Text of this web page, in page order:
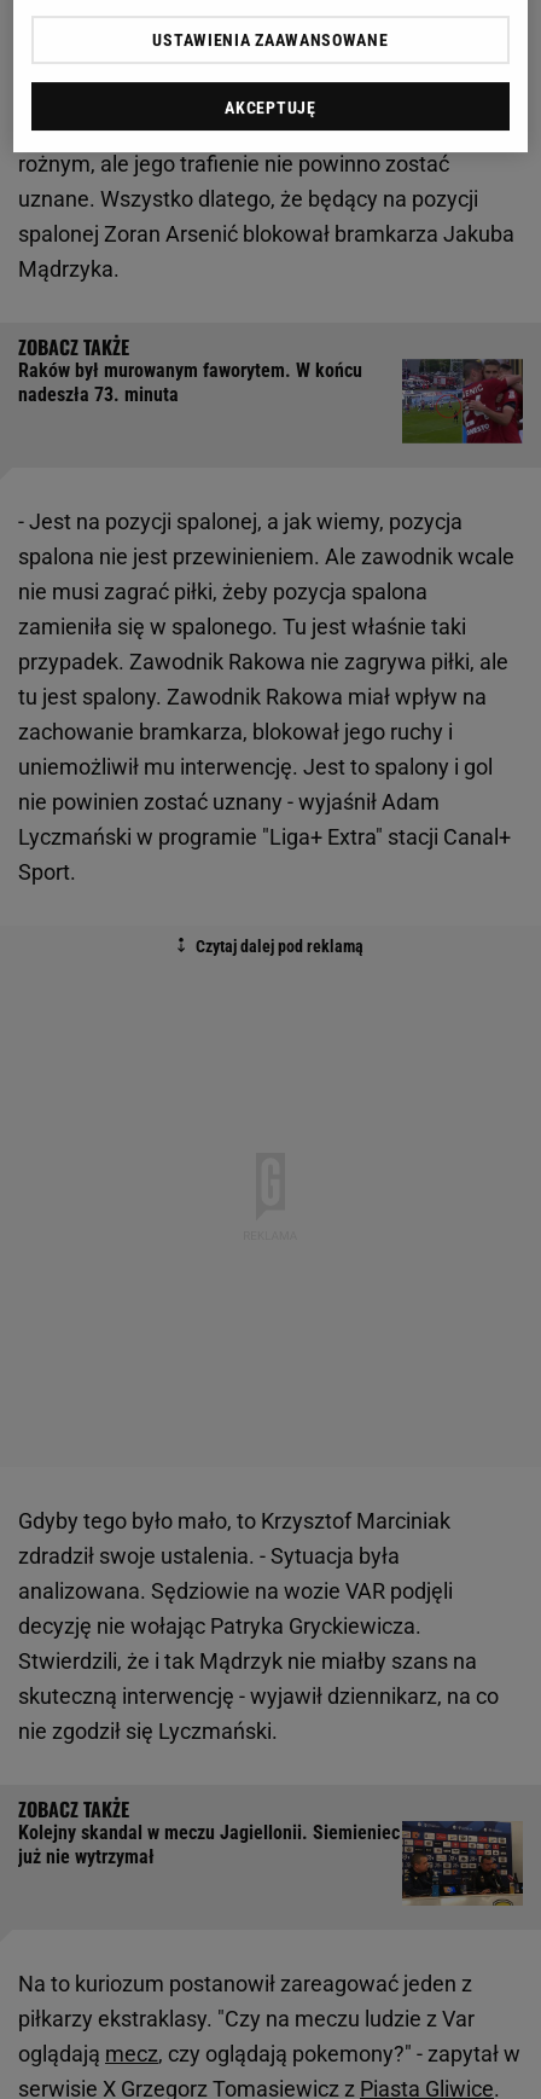
Pierwszy gol dla Rakowa padł dopiero w 73. minucie
wykorzystał zamieszanie w polu karnym po rzucie
rożnym, ale jego trafienie nie powinno zostać
uznane. Wszystko dlatego, że będący na pozycji
spalonej Zoran Arsenić blokował bramkarza Jakuba
Mądrzyka.
Raków był murowanym faworytem. W końcu
nadeszła 73. minuta
- Jest na pozycji spalonej, a jak wiemy, pozycja
spalona nie jest przewinieniem. Ale zawodnik wcale
nie musi zagrać piłki, żeby pozycja spalona
zamieniła się w spalonego. Tu jest właśnie taki
przypadek. Zawodnik Rakowa nie zagrywa piłki, ale
tu jest spalony. Zawodnik Rakowa miał wpływ na
zachowanie bramkarza, blokował jego ruchy i
uniemożliwił mu interwencję. Jest to spalony i gol
nie powinien zostać uznany - wyjaśnił Adam
Lyczmański w programie "Liga+ Extra" stacji Canal+
Sport.
Gdyby tego było mało, to Krzysztof Marciniak
zdradził swoje ustalenia. - Sytuacja była
analizowana. Sędziowie na wozie VAR podjęli
decyzję nie wołając Patryka Gryckiewicza.
Stwierdzili, że i tak Mądrzyk nie miałby szans na
skuteczną interwencję - wyjawił dziennikarz, na co
nie zgodził się Lyczmański.
Kolejny skandal w meczu Jagiellonii. Siemieniec
już nie wytrzymał
Na to kuriozum postanowił zareagować jeden z
piłkarzy ekstraklasy. "Czy na meczu ludzie z Var
oglądają mecz, czy oglądają pokemony?" - zapytał w
serwisie X Grzegorz Tomasiewicz z Piasta Gliwice.
USTAWIENIA ZAAWANSOWANE
AKCEPTUJĘ